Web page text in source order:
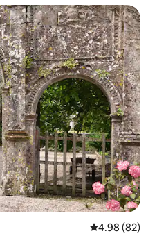
平均评分 4.98
4.98 (82)